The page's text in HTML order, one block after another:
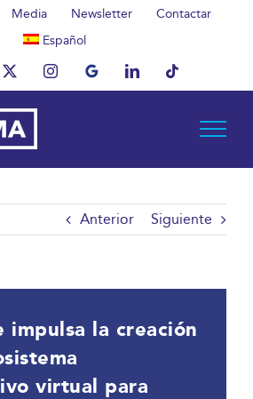
Media Newsletter
Contactar
Español
X InstagramMyBusinessLinkedInTiktok
Anterior Siguiente
impulsa la creación
virtual para